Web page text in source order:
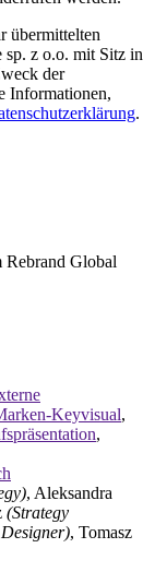
übermittelten
sp. z o.o. mit Sitz in
der
Informationen,
.
Rebrand Global
Keyvisual,
,
, Aleksandra
(Strategy
, Tomasz